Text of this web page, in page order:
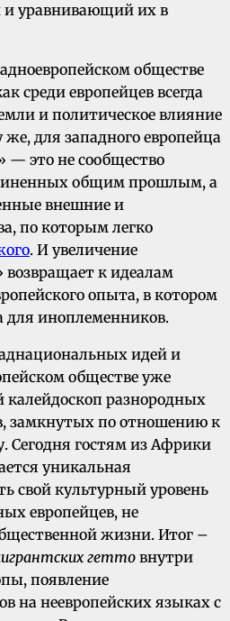
уравнивающий их в
обществе
среди европейцев всегда
и политическое влияние
для западного европейца
— это не сообщество
общим прошлым, а
внешние и
по которым легко
. И увеличение
к идеалам
опыта, в котором
для иноплеменников.
идей и
обществе уже
разнородных
замкнутых по отношению к
Сегодня гостям из Африки
уникальная
свой культурный уровень
европейцев, не
жизни. Итог –
геттовнутри
появление
на неевропейских языках с